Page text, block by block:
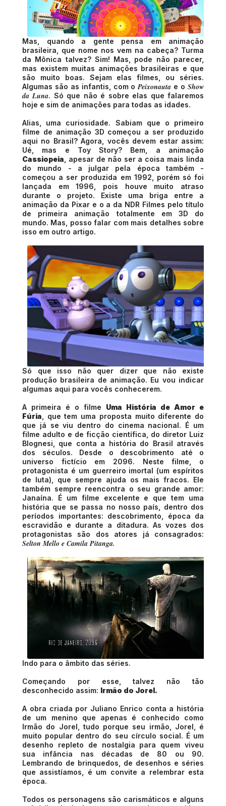
Mas, quando a gente pensa em animação
brasileira, que nome nos vem na cabeça? Turma
da Mônica talvez? Sim! Mas, pode não parecer,
mas existem muitas animações brasileiras e que
são muito boas. Sejam elas filmes, ou séries.
Algumas são as infantis, com oPeixonauta e oShow
da Luna. Só que não é sobre elas que falaremos
hoje e sim de animações para todas as idades.
Alias, uma curiosidade. Sabiam que o primeiro
filme de animação 3D começou a ser produzido
aqui no Brasil? Agora, vocês devem estar assim:
Ué, mas e Toy Story? Bem, a animação
Cassiopeia , apesar de não ser a coisa mais linda
do mundo - a julgar pela época também -
começou a ser produzida em 1992, porém só foi
lançada em 1996, pois houve muito atraso
durante o projeto. Existe uma briga entre a
animação da Pixar e o a da NDR Filmes pelo título
de primeira animação totalmente em 3D do
mundo. Mas, posso falar com mais detalhes sobre
isso em outro artigo.
Só que isso não quer dizer que não existe
produção brasileira de animação. Eu vou indicar
algumas aqui para vocês conhecerem.
A primeira é o filme Uma História de Amor e
Fúria , que tem uma proposta muito diferente do
que já se viu dentro do cinema nacional. É um
filme adulto e de ficção científica, do diretor Luiz
Blognesi, que conta a história do Brasil através
dos séculos. Desde o descobrimento até o
universo fictício em 2096. Neste filme, o
protagonista é um guerreiro imortal (um espíritos
de luta), que sempre ajuda os mais fracos. Ele
também sempre reencontra o seu grande amor:
Janaína. É um filme excelente e que tem uma
história que se passa no nosso país, dentro dos
períodos importantes: descobrimento, época da
escravidão e durante a ditadura. As vozes dos
protagonistas são dos atores já consagrados:
Selton Mello e Camila Pitanga.
Indo para o âmbito das séries.
Começando por esse, talvez não tão
desconhecido assim: Irmão do Jorel.
A obra criada por Juliano Enrico conta a história
de um menino que apenas é conhecido como
Irmão do Jorel, tudo porque seu irmão, Jorel, é
muito popular dentro do seu círculo social. É um
desenho repleto de nostalgia para quem viveu
sua infância nas décadas de 80 ou 90.
Lembrando de brinquedos, de desenhos e séries
que assistíamos, é um convite a relembrar esta
época.
Todos os personagens são carismáticos e alguns